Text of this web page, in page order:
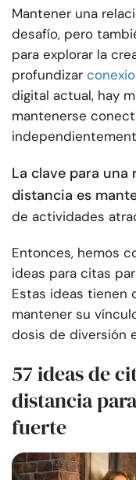
Mantener una
desafío, pero
para explorar la
profundizar
digital actual, hay
mantenerse
La clave para una
distancia es
de actividades
Entonces, hemos
ideas para citas
Estas ideas tienen
mantener su
dosis de diversión
57 ideas de
distancia
fuerte